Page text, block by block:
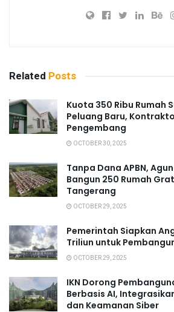
Related Posts
Kuota 350 Ribu Rumah
Peluang Baru,
Pengembang
OCTOBER 30, 2025
Tanpa Dana APBN,
Bangun 250 Rumah
Tangerang
OCTOBER 29, 2025
Pemerintah Siapkan
Triliun untuk
OCTOBER 29, 2025
IKN Dorong
Berbasis AI,
dan Keamanan Siber